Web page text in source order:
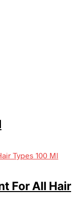
For All Hair